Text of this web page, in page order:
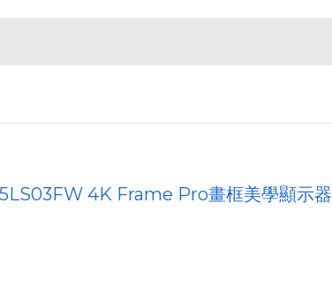
4K Frame Pro畫框美學顯示器